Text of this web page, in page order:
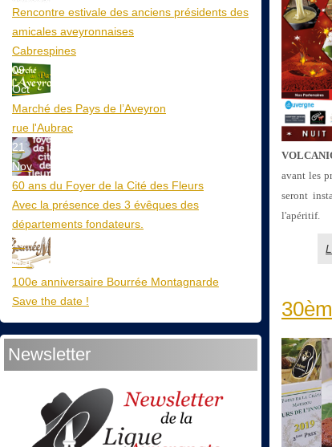
Rencontre estivale des anciens présidents des
amicales aveyronnaises
Cabrespines
09
Oct
Marché des Pays de l’Aveyron
rue l'Aubrac
21
Nov
60 ans du Foyer de la Cité des Fleurs
Avec la présence des 3 évêques des
départements fondateurs.
20
Mar
100e anniversaire Bourrée Montagnarde
Save the date !
Newsletter
avant les
seront
l'apéritif.